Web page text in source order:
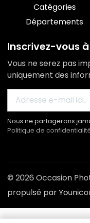
Catégories
Départements
Inscrivez-vous
Vous ne serez pas
uniquement des
Nous ne partagerons
Politique de
© 2026 Occasion
propulsé par